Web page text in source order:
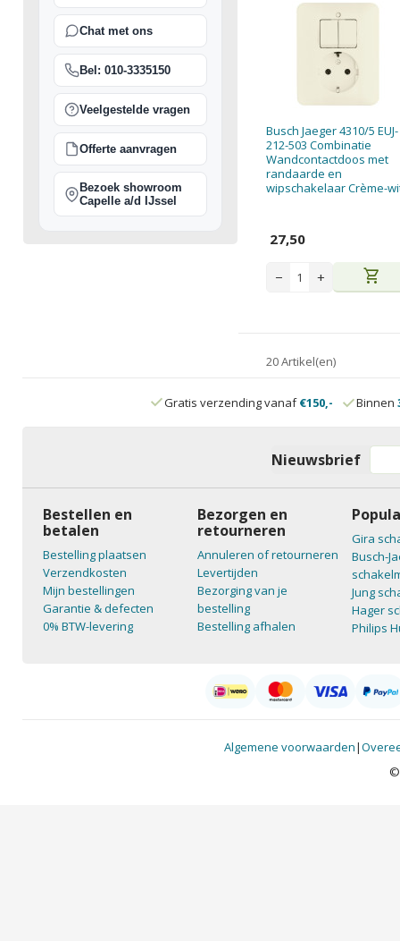
Busch Jaeger 4310/5 EUJ-
212-503 Combinatie
Wandcontactdoos met
randaarde en
wipschakelaar Crème-
27,50
− + shopping_cart
20 Artikel(en)
Chat met ons
Bel: 010-3335150
Veelgestelde vragen
Offerte aanvragen
Bezoek showroom
Capelle a/d IJssel
Gratis verzending vanaf€150,- Binnen
Nieuwsbrief
Bestellen en
betalen
Bestelling plaatsen
Verzendkosten
Mijn bestellingen
Garantie & defecten
0% BTW-levering
Bezorgen en
retourneren
Annuleren of retourneren
Levertijden
Bezorging van je
bestelling
Bestelling afhalen
Gira
Busch-
Jung
Hager
Philips
Algemene voorwaarden|
©